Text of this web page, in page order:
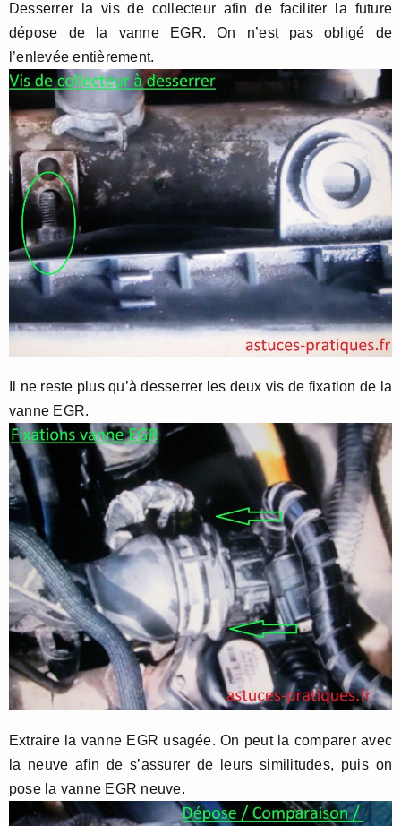
Desserrer la vis de collecteur afin de faciliter la future
dépose de la vanne EGR. On n’est pas obligé de
l’enlevée entièrement.
Il ne reste plus qu’à desserrer les deux vis de fixation de la
vanne EGR.
Extraire la vanne EGR usagée. On peut la comparer avec
la neuve afin de s’assurer de leurs similitudes, puis on
pose la vanne EGR neuve.